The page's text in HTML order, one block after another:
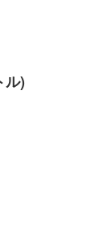
ル)